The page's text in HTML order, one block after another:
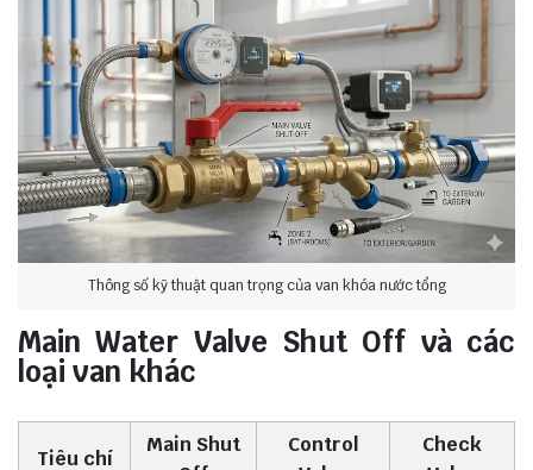
Thông số kỹ thuật quan trọng của van khóa nước tổng
Main Water Valve Shut Off và các
loại van khác
Tiêu chí
Main Shut
Control
Check